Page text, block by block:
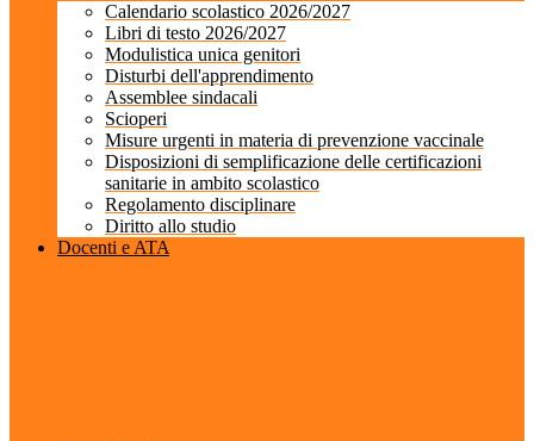
Calendario scolastico 2026/2027
Libri di testo 2026/2027
Modulistica unica genitori
Disturbi dell'apprendimento
Assemblee sindacali
Scioperi
Misure urgenti in materia di prevenzione vaccinale
Disposizioni di semplificazione delle certificazioni
sanitarie in ambito scolastico
Regolamento disciplinare
Diritto allo studio
Docenti e ATA